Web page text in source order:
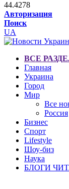
44.4278
Авторизация
Поиск
UA
ВСЕ
Главная
Украина
Город
Мир
Все
Россия
Бизнес
Спорт
Lifestyle
Шоу-биз
Наука
БЛОГИ